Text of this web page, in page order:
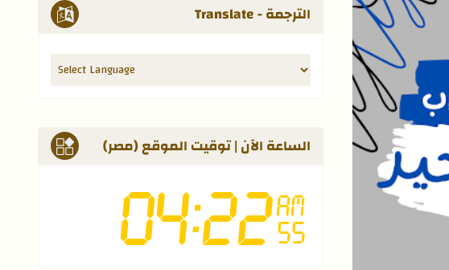
الترجمة - Translate
الساعة الآن | توقيت الموقع (مصر)